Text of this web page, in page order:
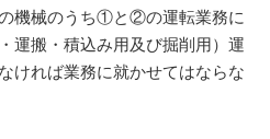
機械のうち①と②の運転業務に
運搬・積込み用及び掘削用）運
ければ業務に就かせてはならな